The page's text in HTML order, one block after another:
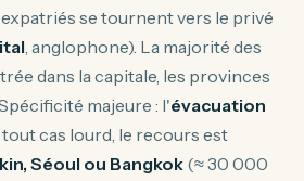
se tournent vers le privé
, anglophone). La majorité des
dans la capitale, les provinces
majeure : l'évacuation
cas lourd, le recours est
Séoul ou Bangkok (≈ 30 000